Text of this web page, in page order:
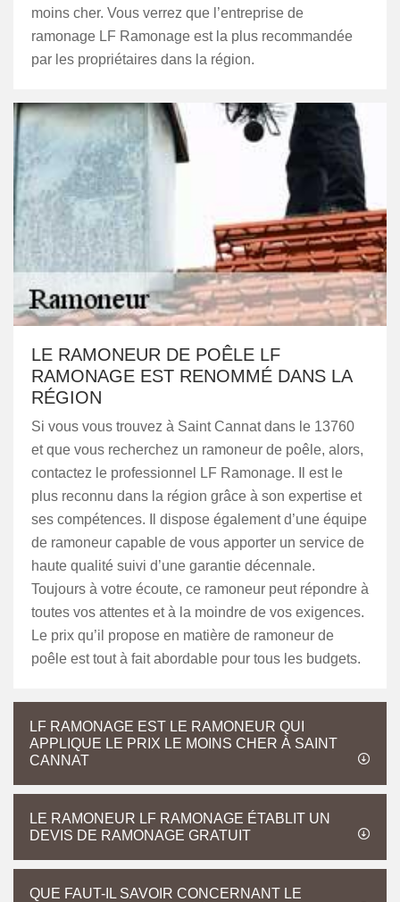
moins cher. Vous verrez que l’entreprise de
ramonage LF Ramonage est la plus recommandée
par les propriétaires dans la région.
LE RAMONEUR DE POÊLE LF
RAMONAGE EST RENOMMÉ DANS LA
RÉGION
Si vous vous trouvez à Saint Cannat dans le 13760
et que vous recherchez un ramoneur de poêle, alors,
contactez le professionnel LF Ramonage. Il est le
plus reconnu dans la région grâce à son expertise et
ses compétences. Il dispose également d’une équipe
de ramoneur capable de vous apporter un service de
haute qualité suivi d’une garantie décennale.
Toujours à votre écoute, ce ramoneur peut répondre à
toutes vos attentes et à la moindre de vos exigences.
Le prix qu’il propose en matière de ramoneur de
poêle est tout à fait abordable pour tous les budgets.
LF RAMONAGE EST LE RAMONEUR QUI
APPLIQUE LE PRIX LE MOINS CHER À SAINT
CANNAT
LE RAMONEUR LF RAMONAGE ÉTABLIT UN
DEVIS DE RAMONAGE GRATUIT
QUE FAUT-IL SAVOIR CONCERNANT LE